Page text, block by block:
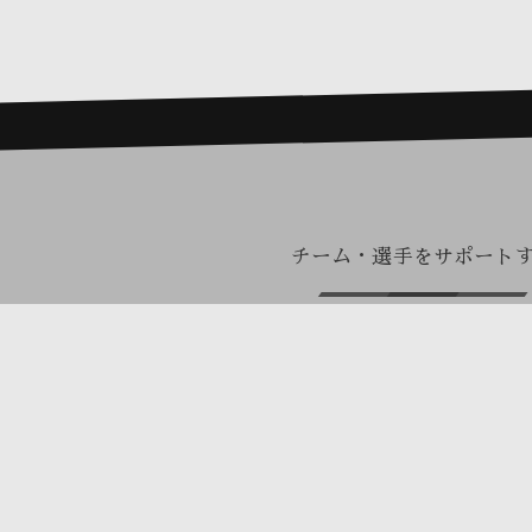
チーム・選手をサポート